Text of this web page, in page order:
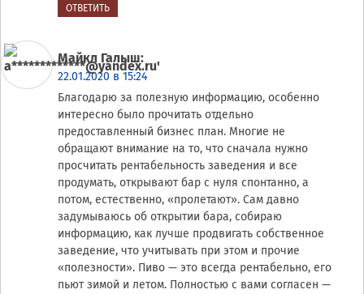
ОТВЕТИТЬ
Майкл Галыш:
22.01.2020 в 15:24
Благодарю за полезную информацию, особенно
интересно было прочитать отдельно
предоставленный бизнес план. Многие не
обращают внимание на то, что сначала нужно
просчитать рентабельность заведения и все
продумать, открывают бар с нуля спонтанно, а
потом, естественно, «пролетают». Сам давно
задумываюсь об открытии бара, собираю
информацию, как лучше продвигать собственное
заведение, что учитывать при этом и прочие
«полезности». Пиво — это всегда рентабельно, его
пьют зимой и летом. Полностью с вами согласен —